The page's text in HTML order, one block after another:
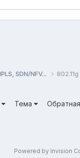
SDN/NFV...
Тема
Powered by Invision